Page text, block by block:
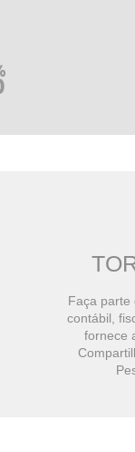
Faça parte
contábil,
fornece